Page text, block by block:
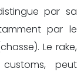
par sa
par le
Le rake,
peut